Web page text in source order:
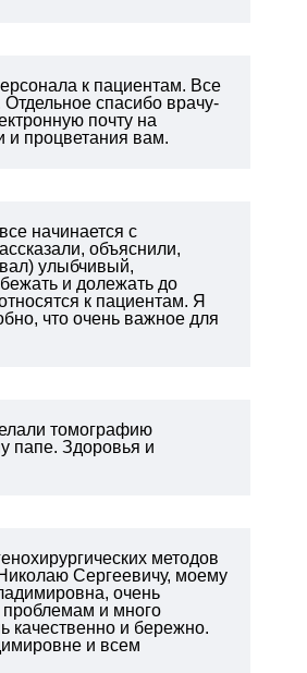
к пациентам. Все
спасибо врачу-
почту на
и процветания вам.
начинается с
объяснили,
улыбчивый,
и долежать до
к пациентам. Я
что очень важное для
томографию
папе. Здоровья и
методов
Сергеевичу, моему
очень
и много
качественно и бережно.
и всем